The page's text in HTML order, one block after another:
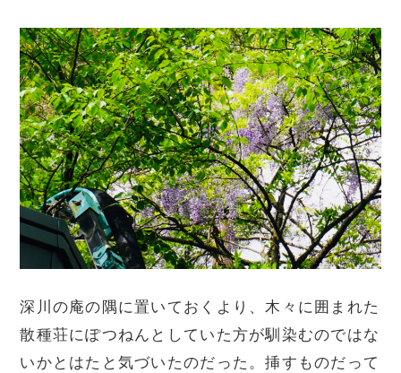
深川の庵の隅に置いておくより、木々に囲まれた
散種荘にぽつねんとしていた方が馴染むのではな
いかとはたと気づいたのだった。挿すものだって